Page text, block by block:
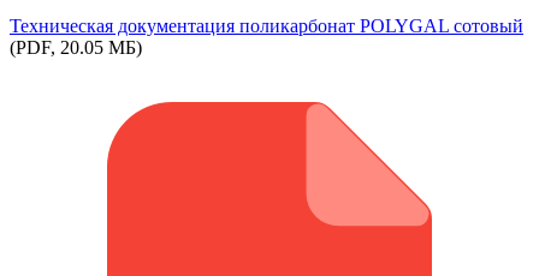
Техническая документация поликарбонат POLYGAL сотовый
(PDF, 20.05 МБ)